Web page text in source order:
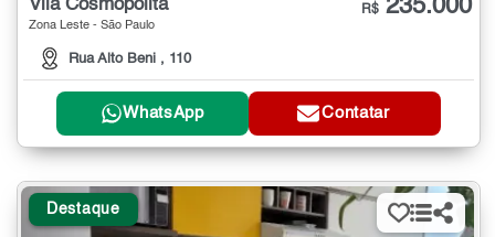
Vila Cosmopolita
Zona Leste - São Paulo
Rua Alto Beni , 110
R$ 235.000
WhatsApp Contatar
Destaque